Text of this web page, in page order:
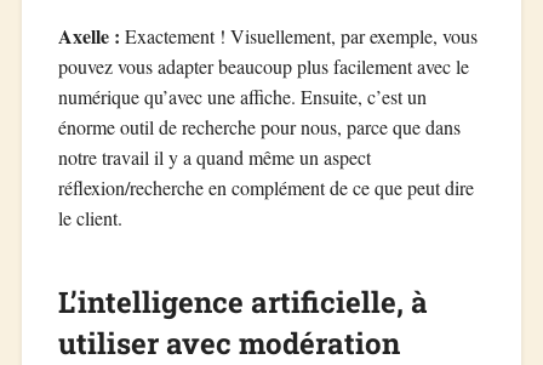
Axelle : Exactement ! Visuellement, par exemple, vous
pouvez vous adapter beaucoup plus facilement avec le
numérique qu’avec une affiche. Ensuite, c’est un
énorme outil de recherche pour nous, parce que dans
notre travail il y a quand même un aspect
réflexion/recherche en complément de ce que peut dire
le client.
L’intelligence artificielle, à
utiliser avec modération